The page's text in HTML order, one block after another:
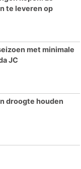
te leveren op
met minimale
JC
droogte houden